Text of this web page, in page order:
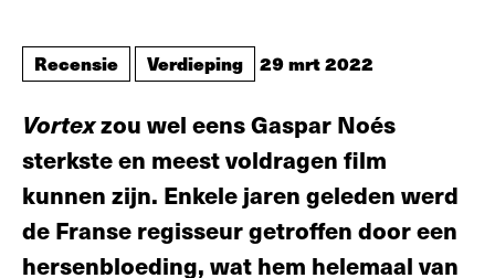
Recensie Verdieping 29 mrt 2022
Vortexzou wel eens Gaspar Noés
sterkste en meest voldragen film
kunnen zijn. Enkele jaren geleden werd
de Franse regisseur getroffen door een
hersenbloeding, wat hem helemaal van